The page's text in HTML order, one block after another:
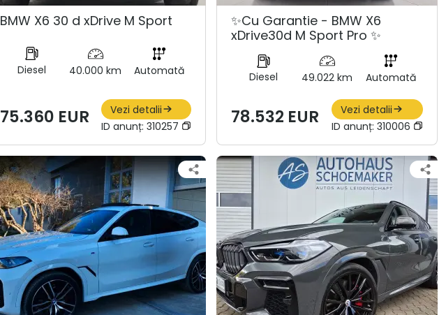
BMW X6 30 d xDrive M Sport
Diesel 40.000 km Automată
75.360 EUR
Vezi detalii
ID anunț:310257
✨Cu Garantie - BMW X6
xDrive30d M Sport Pro ✨
Diesel 49.022 km Automată
78.532 EUR
Vezi detalii
ID anunț: 310006